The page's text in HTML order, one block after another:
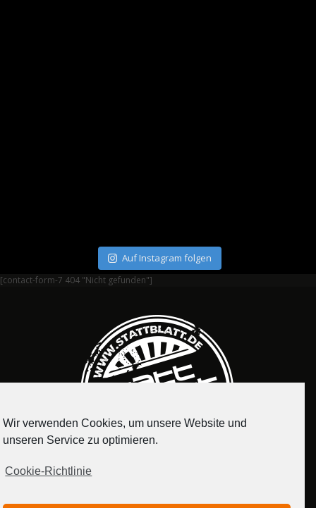
Auf Instagram folgen
[contact-form-7 404 "Nicht gefunden"]
Wir verwenden Cookies, um unsere Website und
unseren Service zu optimieren.
Cookie-Richtlinie